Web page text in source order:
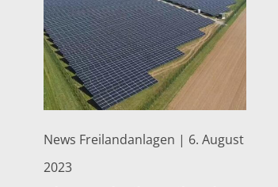
News Freilandanlagen | 6. August
2023